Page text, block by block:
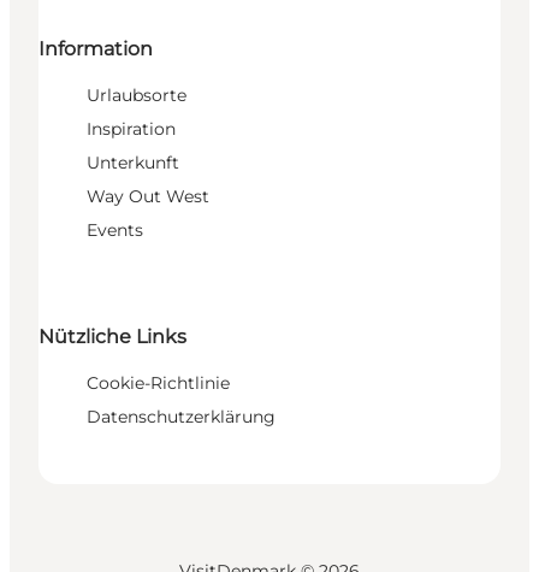
Information
Urlaubsorte
Inspiration
Unterkunft
Way Out West
Events
Nützliche Links
Cookie-Richtlinie
Datenschutzerklärung